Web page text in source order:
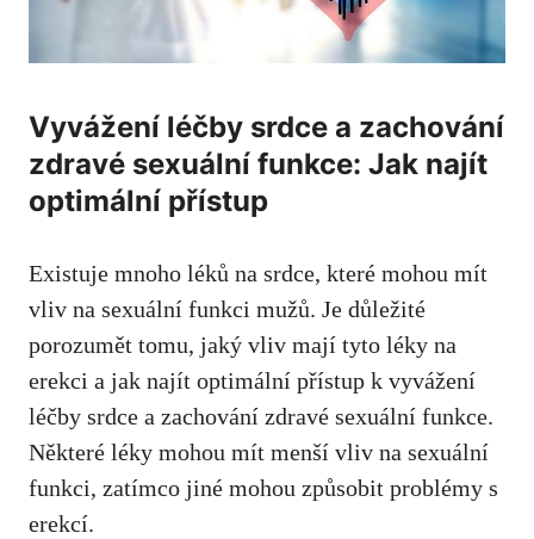
Vyvážení léčby srdce a zachování
zdravé sexuální funkce: Jak najít
optimální přístup
Existuje mnoho léků na srdce, které mohou mít
vliv na sexuální funkci mužů. Je důležité
porozumět tomu, jaký vliv mají tyto léky na
erekci a jak najít optimální přístup k vyvážení
léčby srdce a zachování zdravé sexuální funkce.
Některé léky mohou mít menší vliv na sexuální
funkci, zatímco jiné mohou způsobit problémy s
erekcí.